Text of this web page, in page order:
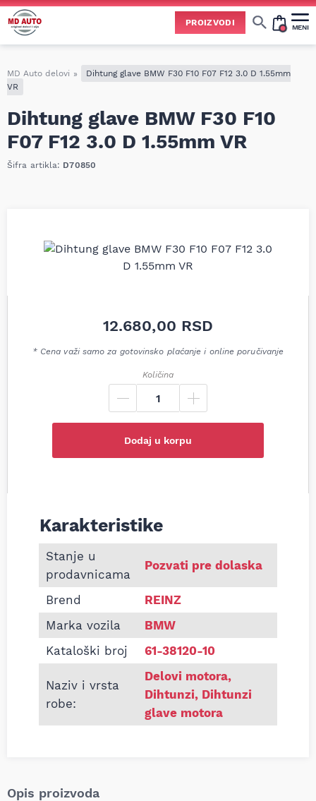
PROIZVODI MENI
MD Auto delovi »
Dihtung glave BMW F30 F10 F07 F12 3.0 D 1.55mm
VR
Dihtung glave BMW F30 F10
F07 F12 3.0 D 1.55mm VR
Šifra artikla: D70850
12.680,00 RSD
* Cena važi samo za gotovinsko plaćanje i online poručivanje
Količina
Dodaj u korpu
Informacije o Dihtung glave BMW F30 F10 F07 F12
Karakteristike
Stanje u
prodavnicama
Pozvati pre dolaska
Brend
REINZ
Marka vozila
BMW
Kataloški broj
61-38120-10
Naziv i vrsta
robe:
Delovi motora,
Dihtunzi, Dihtunzi
glave motora
Opis proizvoda